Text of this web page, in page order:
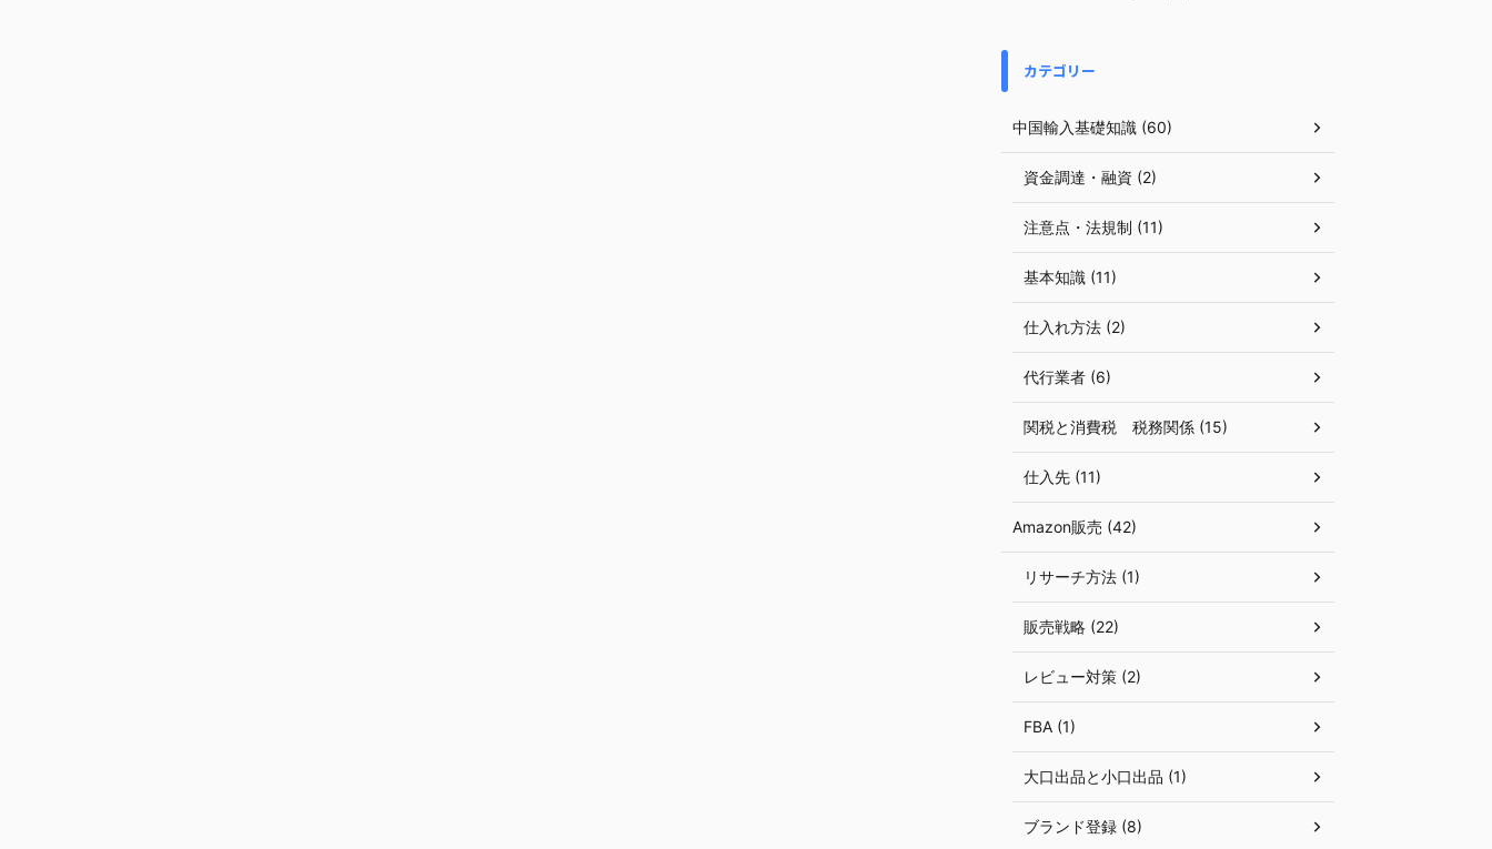
カテゴリー
中国輸入基礎知識 (60)
資金調達・融資 (2)
注意点・法規制 (11)
基本知識 (11)
仕入れ方法 (2)
代行業者 (6)
関税と消費税 税務関係 (15)
仕入先 (11)
Amazon販売 (42)
リサーチ方法 (1)
販売戦略 (22)
レビュー対策 (2)
FBA (1)
大口出品と小口出品 (1)
ブランド登録 (8)